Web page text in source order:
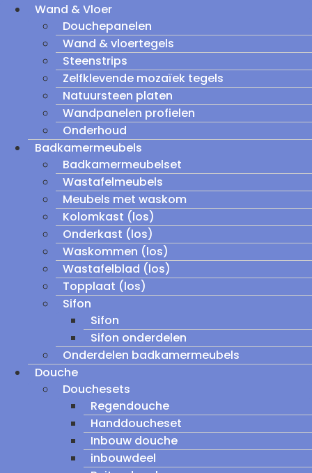
Wand & Vloer
Douchepanelen
Wand & vloertegels
Steenstrips
Zelfklevende mozaïek tegels
Natuursteen platen
Wandpanelen profielen
Onderhoud
Badkamermeubels
Badkamermeubelset
Wastafelmeubels
Meubels met waskom
Kolomkast (los)
Onderkast (los)
Waskommen (los)
Wastafelblad (los)
Topplaat (los)
Sifon
Sifon
Sifon onderdelen
Onderdelen badkamermeubels
Douche
Douchesets
Regendouche
Handdoucheset
Inbouw douche
inbouwdeel